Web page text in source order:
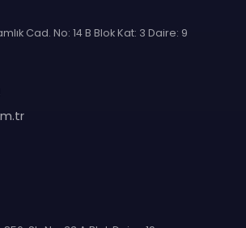
Cad. No: 14 B Blok Kat: 3 Daire: 9